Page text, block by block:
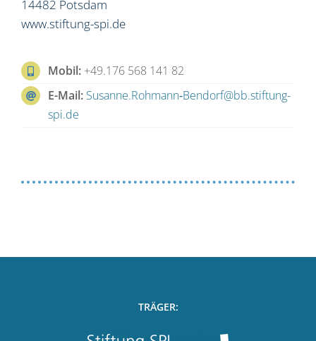
14482 Potsdam
www.stiftung-spi.de
Mobil: +49.176 568 141 82
E-Mail: Susanne.Rohmann‐Bendorf@bb.stiftung-
spi.de
TRÄGER: